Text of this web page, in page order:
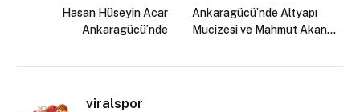
Hasan Hüseyin Acar
Ankaragücü’nde
Ankaragücü’nde Altyapı
Mucizesi ve Mahmut Akan…
viralspor